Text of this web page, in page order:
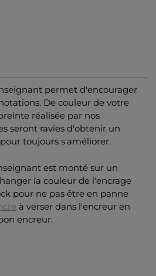
permet d'encourager
De couleur de votre
réalisée par nos
seront ravies d'obtenir un
toujours s'améliorer.
est monté sur un
la couleur de l'encrage
pour ne pas être en panne
à verser dans l'encreur en
encreur.